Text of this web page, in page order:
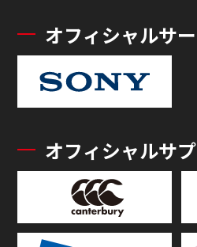
オフィシャルサ
オフィシャルサ